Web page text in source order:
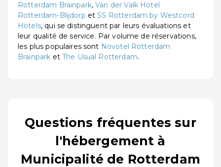
Rotterdam Brainpark,Van der Valk Hotel
Rotterdam-Blijdorp etSS Rotterdam by Westcord
Hotels, qui se distinguent par leurs évaluations et
leur qualité de service. Par volume de réservations,
les plus populaires sont Novotel Rotterdam
Brainpark et The Usual Rotterdam.
Questions fréquentes sur
l'hébergement à
Municipalité de Rotterdam